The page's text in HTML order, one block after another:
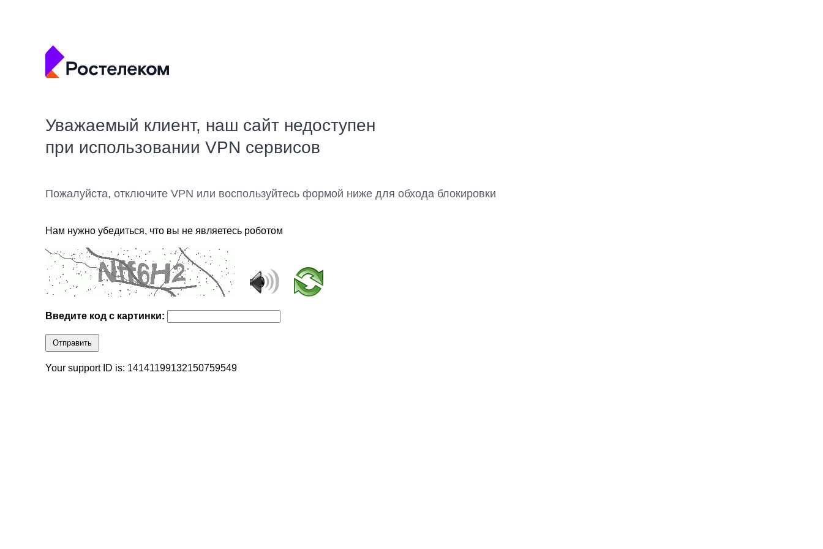
Уважаемый клиент, наш сайт недоступен
при использовании VPN сервисов
Пожалуйста, отключите VPN или воспользуйтесь формой ниже для обхода блокировки
Нам нужно убедиться, что вы не являетесь роботом
Введите код с картинки:
Отправить
Your support ID is: 14141199132150759549